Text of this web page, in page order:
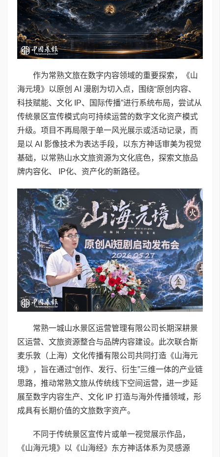
作为常熟文旅在数字内容领域的重要探索，《山
海元境》以原创 AI 漫剧为切入点，围绕“原创内容、
科技赋能、文化 IP、国际传播”进行系统布局，尝试从
传统景区宣传模式向可持续运营的数字文化资产模式
升级。项目不再局限于单一风光展示或活动记录，而
是以 AI 影像技术为表达手段，以东方神话审美为视觉
基础，以常熟山水文旅资源为文化底色，探索文旅品
牌内容化、 IP化、资产化的新路径。
常熟一城山水景区运营管理有限公司长期深耕景
区运营、文旅资源整合与品牌内容建设。此次联合斯
麦乐敦（上海）文化传播有限公司共同打造《山海元
境》，旨在通过“创作、发行、衍生”三维一体的产业链
思路，推动常熟文旅从传统线下空间运营，进一步延
展至数字内容生产、文化 IP 打造与海外传播领域，形
成具有长期价值的文旅数字资产。
不同于传统景区宣传片或单一视觉展示作品，
《山海元境》以《山海经》东方神话体系为灵感源